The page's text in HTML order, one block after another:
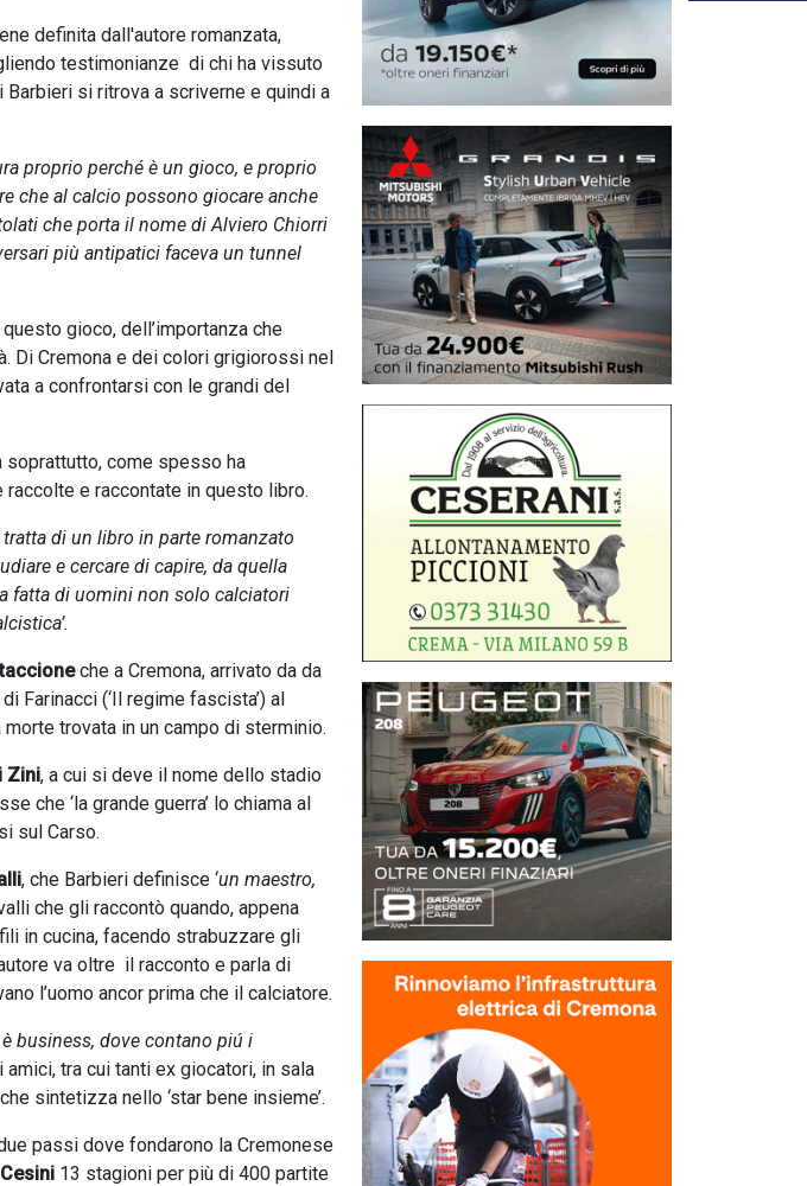
definita dall'autore romanzata,
testimonianze di chi ha vissuto
si ritrova a scriverne e quindi a
proprio perché è un gioco, e proprio
che al calcio possono giocare anche
che porta il nome di Alviero Chiorri
più antipatici faceva un tunnel
gioco, dell’importanza che
Di Cremona e dei colori grigiorossi nel
a confrontarsi con le grandi del
soprattutto, come spesso ha
e raccontate in questo libro.
di un libro in parte romanzato
e cercare di capire, da quella
fatta di uomini non solo calciatori
che a Cremona, arrivato da da
Farinacci (‘Il regime fascista’) al
trovata in un campo di sterminio.
Zini, a cui si deve il nome dello stadio
che ‘la grande guerra’ lo chiama al
sul Carso.
, che Barbieri definisce ‘un maestro,
che gli raccontò quando, appena
in cucina, facendo strabuzzare gli
va oltre il racconto e parla di
l’uomo ancor prima che il calciatore.
è business, dove contano piú i
amici, tra cui tanti ex giocatori, in sala
sintetizza nello ‘star bene insieme’.
passi dove fondarono la Cremonese
13 stagioni per più di 400 partite